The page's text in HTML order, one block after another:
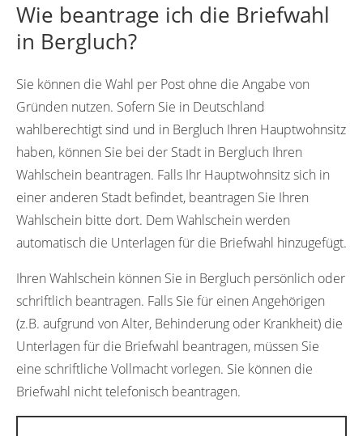
Wie beantrage ich die Briefwahl
in Bergluch?
Sie können die Wahl per Post ohne die Angabe von
Gründen nutzen. Sofern Sie in Deutschland
wahlberechtigt sind und in Bergluch Ihren Hauptwohnsitz
haben, können Sie bei der Stadt in Bergluch Ihren
Wahlschein beantragen. Falls Ihr Hauptwohnsitz sich in
einer anderen Stadt befindet, beantragen Sie Ihren
Wahlschein bitte dort. Dem Wahlschein werden
automatisch die Unterlagen für die Briefwahl hinzugefügt.
Ihren Wahlschein können Sie in Bergluch persönlich oder
schriftlich beantragen. Falls Sie für einen Angehörigen
(z.B. aufgrund von Alter, Behinderung oder Krankheit) die
Unterlagen für die Briefwahl beantragen, müssen Sie
eine schriftliche Vollmacht vorlegen. Sie können die
Briefwahl nicht telefonisch beantragen.